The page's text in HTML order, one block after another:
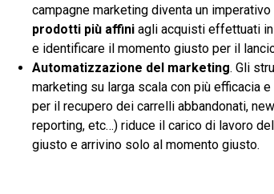
campagne marketing diventa un
prodotti più affini agli acquisti effettuati
e identificare il momento giusto per il
Automatizzazione del marketing. Gli
marketing su larga scala con più efficacia
per il recupero dei carrelli abbandonati,
reporting, etc…) riduce il carico di lavoro
giusto e arrivino solo al momento giusto.